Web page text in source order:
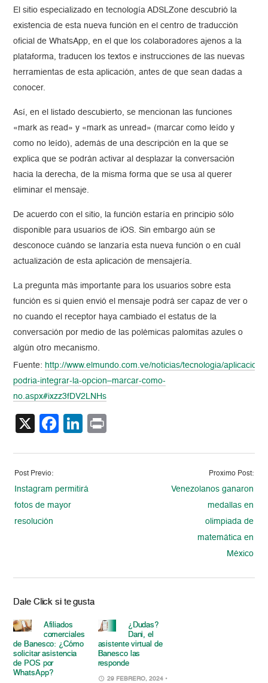
El sitio especializado en tecnología ADSLZone descubrió la
existencia de esta nueva función en el centro de traducción
oficial de WhatsApp, en el que los colaboradores ajenos a la
plataforma, traducen los textos e instrucciones de las nuevas
herramientas de esta aplicación, antes de que sean dadas a
conocer.
Así, en el listado descubierto, se mencionan las funciones
«mark as read» y «mark as unread» (marcar como leído y
como no leído), además de una descripción en la que se
explica que se podrán activar al desplazar la conversación
hacia la derecha, de la misma forma que se usa al querer
eliminar el mensaje.
De acuerdo con el sitio, la función estaría en principio sólo
disponible para usuarios de iOS. Sin embargo aún se
desconoce cuándo se lanzaría esta nueva función o en cuál
actualización de esta aplicación de mensajería.
La pregunta más importante para los usuarios sobre esta
función es si quien envió el mensaje podrá ser capaz de ver o
no cuando el receptor haya cambiado el estatus de la
conversación por medio de las polémicas palomitas azules o
algún otro mecanismo.
Fuente: http://www.elmundo.com.ve/noticias/tecnologia/
podria-integrar-la-opcion–marcar-como-
no.aspx#ixzz3fDV2LNHs
X Facebook
LinkedIn
Post Previo:
Instagram permitirá
fotos de mayor
resolución
Proximo Post:
Venezolanos ganaron
medallas en
olimpiada de
matemática en
México
Dale Click si te gusta
Afiliados
comerciales
de Banesco: ¿Cómo
solicitar asistencia
de POS por
WhatsApp?
¿Dudas?
Dani, el
asistente virtual de
Banesco las
responde
29 FEBRERO, 2024 •